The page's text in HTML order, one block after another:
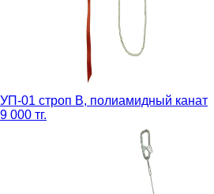
УП-01 строп В, полиамидный канат
9 000 тг.